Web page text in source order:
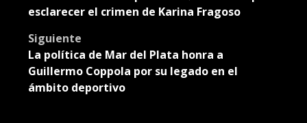
navigation
esclarecer el crimen de Karina Fragoso
Siguiente
La política de Mar del Plata honra a
Guillermo Coppola por su legado en el
ámbito deportivo